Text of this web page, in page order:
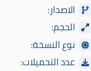
الاصدار:
الحجم:
نوع النسخة:
عدد التحميلات: